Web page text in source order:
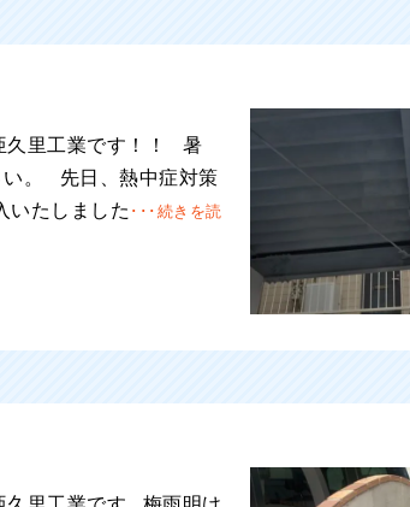
久里工業です！！ 暑
。 先日、熱中症対策
いたしました ･･･続きを読